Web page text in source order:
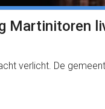
Martinitoren
verlicht. De